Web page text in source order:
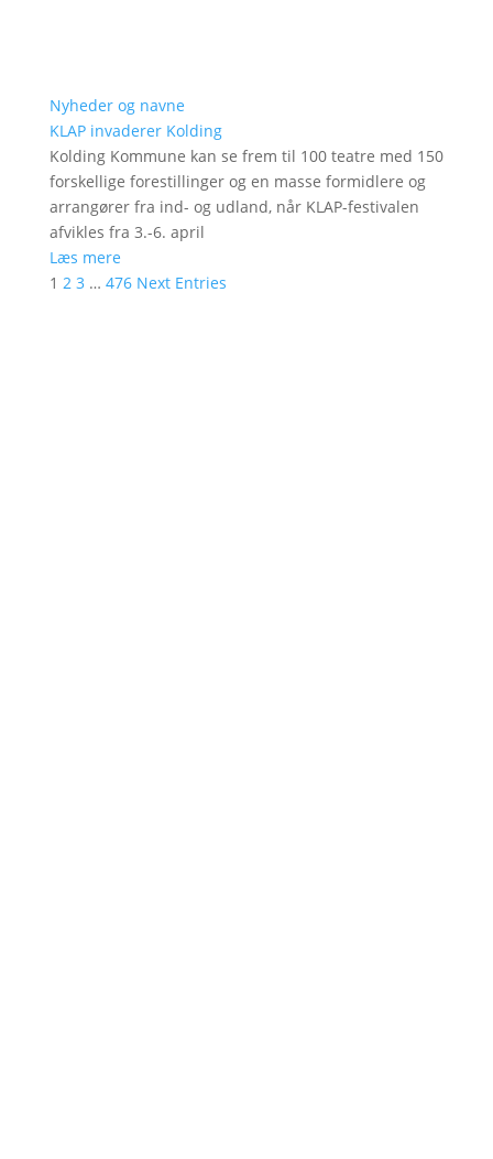
Nyheder og navne
KLAP invaderer Kolding
Kolding Kommune kan se frem til 100 teatre med 150
forskellige forestillinger og en masse formidlere og
arrangører fra ind- og udland, når KLAP-festivalen
afvikles fra 3.-6. april
Læs mere
1 2 3 … 476 Next Entries